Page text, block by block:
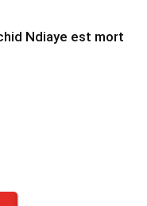
Ndiaye est mort